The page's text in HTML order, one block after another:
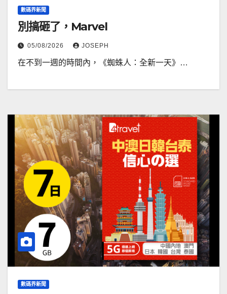
數碼界新聞
別搞砸了，Marvel
05/08/2026 JOSEPH
在不到一週的時間內，《蜘蛛人：全新一天》…
數碼界新聞